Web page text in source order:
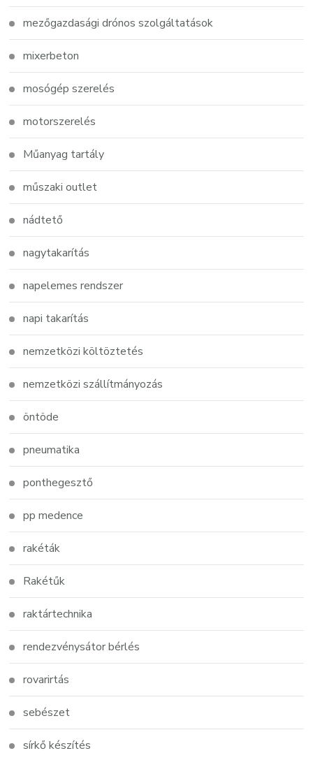
mezőgazdasági drónos szolgáltatások
mixerbeton
mosógép szerelés
motorszerelés
Műanyag tartály
műszaki outlet
nádtető
nagytakarítás
napelemes rendszer
napi takarítás
nemzetközi költöztetés
nemzetközi szállítmányozás
öntöde
pneumatika
ponthegesztő
pp medence
rakéták
Rakétűk
raktártechnika
rendezvénysátor bérlés
rovarirtás
sebészet
sírkő készítés